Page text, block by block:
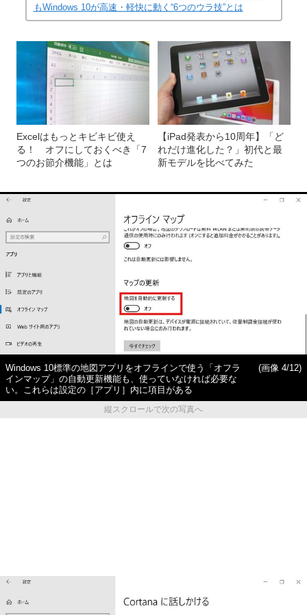
もWindows 10が高速・軽快に動く“6つのウラ技”とは
Excelはもっとキビキビ使え
る！ オフにしておくべき「7
つのお節介機能」とは
【iPad発表から10周年】「ど
れだけ進化した？」初代と最
新モデルを比べてみた
Windows 10標準の地図アプリをオフラインで使う「オフラ
インマップ」の自動更新機能も、使っていなければ必要な
い。これらは設定の［アプリ］内に項目がある
(画像 4/12)
縦スクロールで次の写真へ